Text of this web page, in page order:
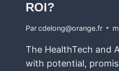
ROI?
Parcdelong@orange.fr
The HealthTech and
with potential,